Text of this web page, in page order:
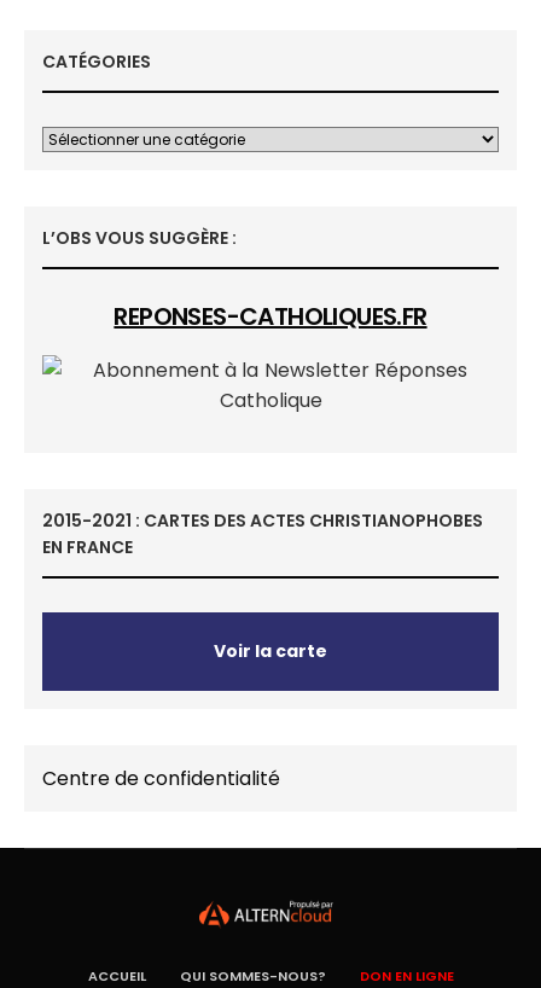
CATÉGORIES
L’OBS VOUS SUGGÈRE :
REPONSES-CATHOLIQUES.FR
2015-2021 : CARTES DES ACTES CHRISTIANOPHOBES
EN FRANCE
Voir la carte
Centre de confidentialité
ACCUEIL QUI SOMMES-NOUS? DON EN LIGNE